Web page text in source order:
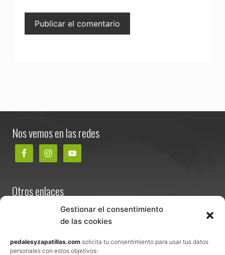
Gestionar el consentimiento
de las cookies
pedalesyzapatillas.com solicita tu consentimiento para usar tus datos
personales con estos objetivos:
Nos vemos en las redes
Otros enlaces
Términos y condiciones de venta
Política de privacidad